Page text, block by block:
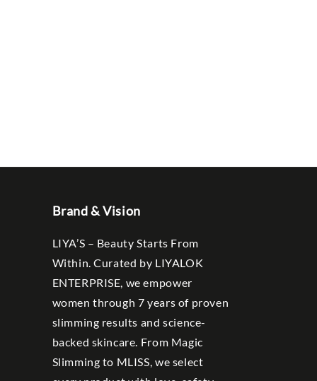
Brand & Vision
LIYA’S – Beauty Starts From
Within. Curated by LIYALOK
ENTERPRISE, we empower
women through 7 years of proven
slimming results and science-
backed skincare. From Magic
Slimming to MLISS, we select